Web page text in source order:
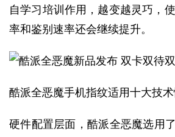
自学习培训作用，越变越灵巧，
率和鉴别速率还会继续提升。
酷派全恶魔手机指纹适用十大技
硬件配置层面，酷派全恶魔选用